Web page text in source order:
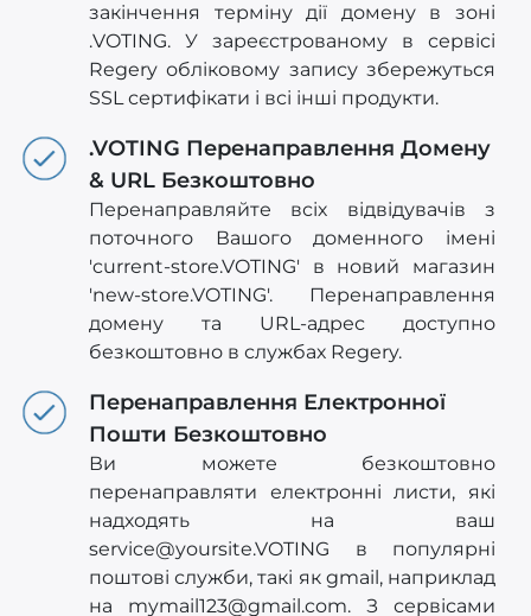
закінчення терміну дії домену в зоні
.VOTING. У зареєстрованому в сервісі
Regery обліковому запису збережуться
SSL сертифікати і всі інші продукти.
.VOTING Перенаправлення Домену
& URL Безкоштовно
Перенаправляйте всіх відвідувачів з
поточного Вашого доменного імені
'current-store.VOTING' в новий магазин
'new-store.VOTING'. Перенаправлення
домену та URL-адрес доступно
безкоштовно в службах Regery.
Перенаправлення Електронної
Пошти Безкоштовно
Ви можете безкоштовно
перенаправляти електронні листи, які
надходять на ваш
service@yoursite.VOTING в популярні
поштові служби, такі як gmail, наприклад
на mymail123@gmail.com. З сервісами